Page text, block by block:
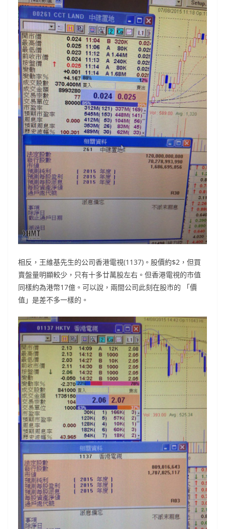
相反，王維基先生的公司香港電視(1137)。股價約$2，但買
賣盤量明顯較少，只有十多廿萬股左右。但香港電視的市值
同樣約為港幣17億。可以說，兩間公司此刻在股市的 「價
值」是差不多一樣的。